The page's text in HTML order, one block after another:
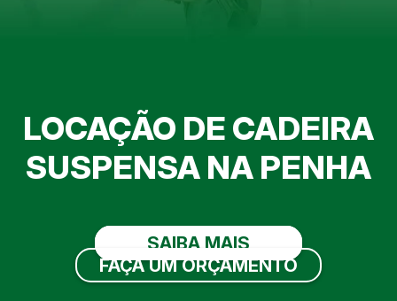
LOCAÇÃO DE CADEIRA
SUSPENSA NA PENHA
SAIBA MAIS
FAÇA UM ORÇAMENTO